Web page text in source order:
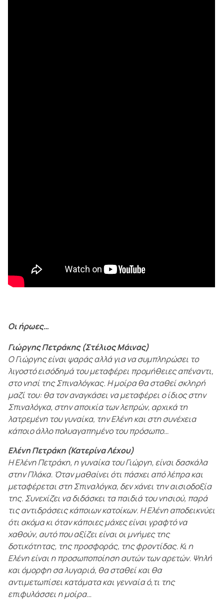
Οι ήρωες…
Γιώργης Πετράκης (Στέλιος Μάινας)
Ο Γιώργης είναι ψαράς αλλά για να συμπληρώσει το
λιγοστό εισόδημά του μεταφέρει προμήθειες απέναντι,
στο νησί της Σπιναλόγκας. Η μοίρα θα σταθεί σκληρή
μαζί του: θα τον αναγκάσει να μεταφέρει ο ίδιος στην
Σπιναλόγκα, στην αποικία των λεπρών, αρχικά τη
λατρεμένη του γυναίκα, την Ελένη και στη συνέχεια
κάποιο άλλο πολυαγαπημένο του πρόσωπο…
Ελένη Πετράκη (Κατερίνα Λέχου)
Η Ελένη Πετράκη, η γυναίκα του Γιώργη, είναι δασκάλα
στην Πλάκα. Όταν μαθαίνει ότι πάσχει από λέπρα και
μεταφέρεται στη Σπιναλόγκα, δεν χάνει την αισιοδοξία
της. Συνεχίζει να διδάσκει τα παιδιά του νησιού, παρά
τις αντιδράσεις κάποιων κατοίκων. Η Ελένη αποδεικνύει
ότι ακόμα κι όταν κάποιες μάχες είναι γραφτό να
χαθούν, αυτό που αξίζει είναι οι μνήμες της
δοτικότητας, της προσφοράς, της φροντίδας. Κι η
Ελένη είναι η προσωποποίηση αυτών των αρετών. Ψηλή
και όμορφη σα λυγαριά, θα σταθεί και θα
αντιμετωπίσει κατάματα και γενναία ό,τι της
επιφυλάσσει η μοίρα…